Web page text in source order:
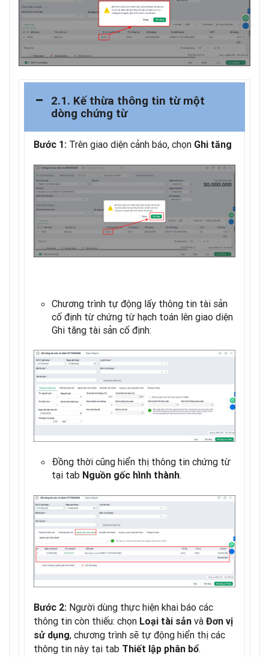
2.1. Kế thừa thông tin từ một
dòng chứng từ
Bước 1: Trên giao diện cảnh báo, chọn Ghi tăng
Chương trình tự động lấy thông tin tài sản
cố định từ chứng từ hạch toán lên giao diện
Ghi tăng tài sản cố định:
Đồng thời cũng hiển thị thông tin chứng từ
tại tab Nguồn gốc hình thành.
Bước 2: Người dùng thực hiện khai báo các
thông tin còn thiếu: chọn Loại tài sản và Đơn vị
sử dụng, chương trình sẽ tự động hiển thị các
thông tin này tại tab Thiết lập phân bổ.